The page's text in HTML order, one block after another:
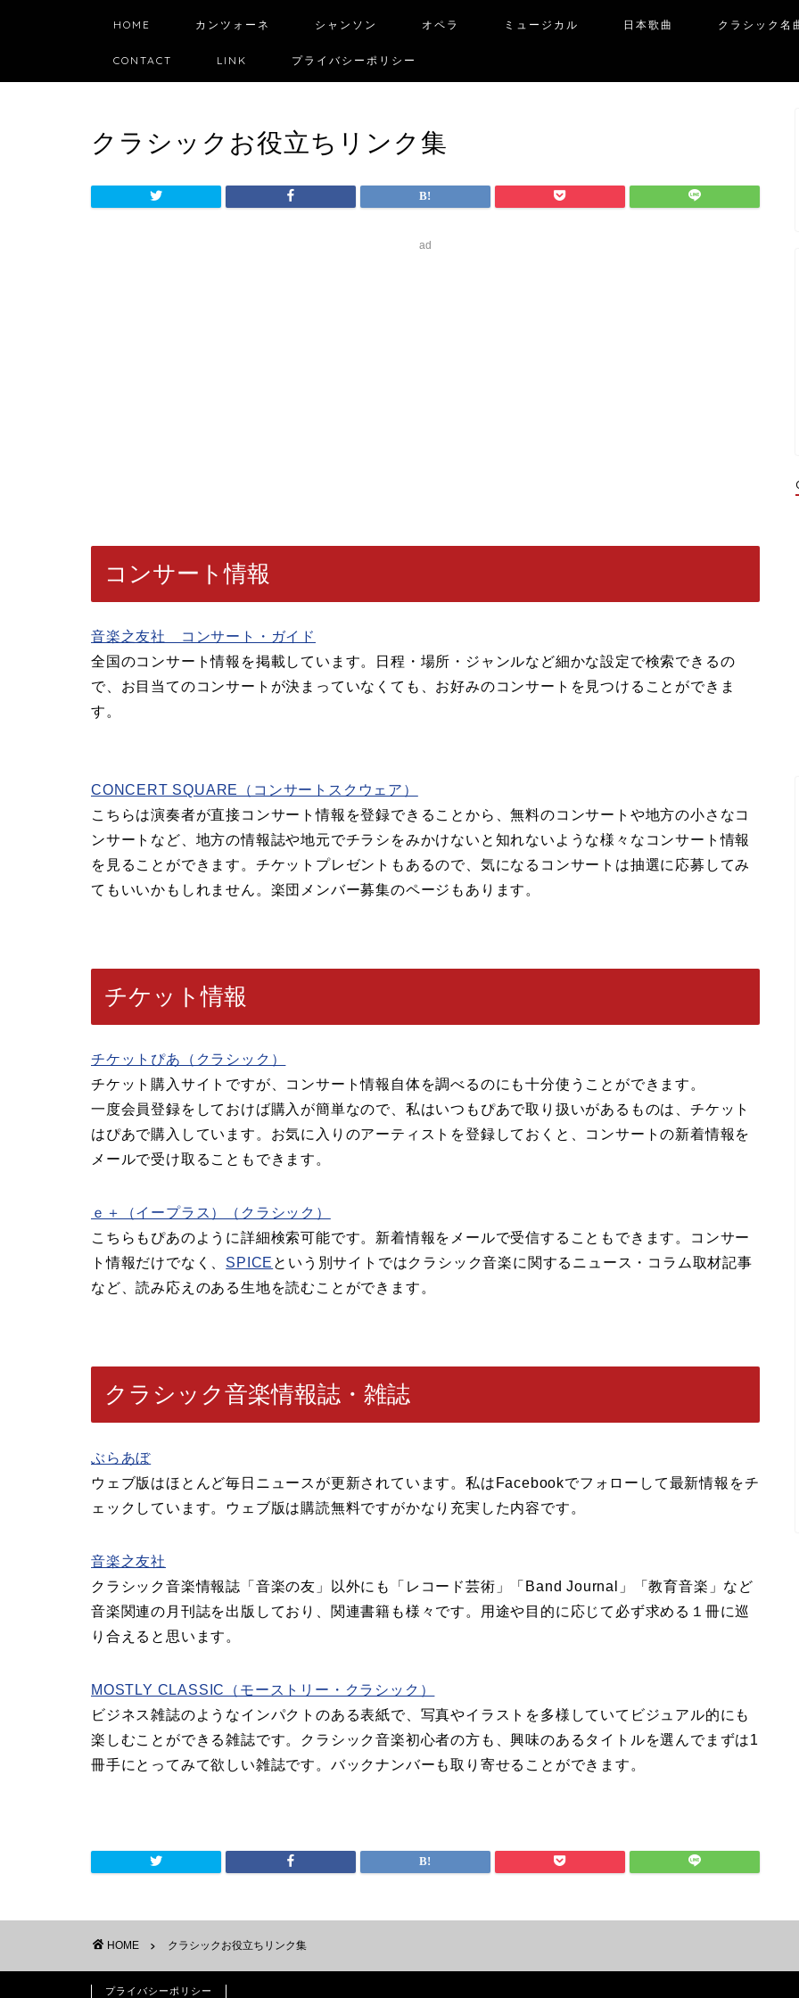
HOME カンツォーネ シャンソン オペラ ミュージカル 日本歌曲 クラシック名
CONTACT LINK プライバシーポリシー
クラシックお役立ちリンク集
ad
コンサート情報
音楽之友社 コンサート・ガイド
全国のコンサート情報を掲載しています。日程・場所・ジャンルなど細かな設定で検索できるの
で、お目当てのコンサートが決まっていなくても、お好みのコンサートを見つけることができま
す。
CONCERT SQUARE（コンサートスクウェア）
こちらは演奏者が直接コンサート情報を登録できることから、無料のコンサートや地方の小さなコ
ンサートなど、地方の情報誌や地元でチラシをみかけないと知れないような様々なコンサート情報
を見ることができます。チケットプレゼントもあるので、気になるコンサートは抽選に応募してみ
てもいいかもしれません。楽団メンバー募集のページもあります。
チケット情報
チケットぴあ（クラシック）
チケット購入サイトですが、コンサート情報自体を調べるのにも十分使うことができます。
一度会員登録をしておけば購入が簡単なので、私はいつもぴあで取り扱いがあるものは、チケット
はぴあで購入しています。お気に入りのアーティストを登録しておくと、コンサートの新着情報を
メールで受け取ることもできます。
ｅ＋（イープラス）（クラシック）
こちらもぴあのように詳細検索可能です。新着情報をメールで受信することもできます。コンサー
ト情報だけでなく、 SPICE という別サイトではクラシック音楽に関するニュース・コラム取材記事
など、読み応えのある生地を読むことができます。
クラシック音楽情報誌・雑誌
ぶらあぼ
ウェブ版はほとんど毎日ニュースが更新されています。私はFacebookでフォローして最新情報をチ
ェックしています。ウェブ版は購読無料ですがかなり充実した内容です。
音楽之友社
クラシック音楽情報誌「音楽の友」以外にも「レコード芸術」「Band Journal」「教育音楽」など
音楽関連の月刊誌を出版しており、関連書籍も様々です。用途や目的に応じて必ず求める１冊に巡
り合えると思います。
MOSTLY CLASSIC（モーストリー・クラシック）
ビジネス雑誌のようなインパクトのある表紙で、写真やイラストを多様していてビジュアル的にも
楽しむことができる雑誌です。クラシック音楽初心者の方も、興味のあるタイトルを選んでまずは1
冊手にとってみて欲しい雑誌です。バックナンバーも取り寄せることができます。
HOME クラシックお役立ちリンク集
プライバシーポリシー